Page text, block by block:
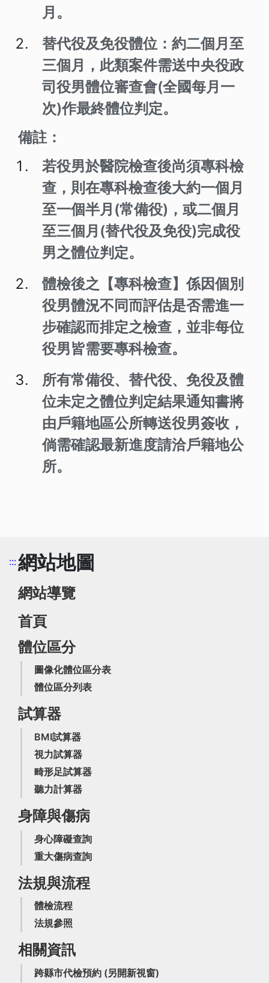
月。
替代役及免役體位：約二個月至
三個月，此類案件需送中央役政
司役男體位審查會(全國每月一
次)作最終體位判定。
備註：
若役男於醫院檢查後尚須專科檢
查，則在專科檢查後大約一個月
至一個半月(常備役)，或二個月
至三個月(替代役及免役)完成役
男之體位判定。
體檢後之【專科檢查】係因個別
役男體況不同而評估是否需進一
步確認而排定之檢查，並非每位
役男皆需要專科檢查。
所有常備役、替代役、免役及體
位未定之體位判定結果通知書將
由戶籍地區公所轉送役男簽收，
倘需確認最新進度請洽戶籍地公
所。
:::網站地圖
網站導覽
首頁
體位區分
圖像化體位區分表
體位區分列表
試算器
BMI試算器
視力試算器
畸形足試算器
聽力計算器
身障與傷病
身心障礙查詢
重大傷病查詢
法規與流程
體檢流程
法規參照
相關資訊
跨縣市代檢預約 (另開新視窗)